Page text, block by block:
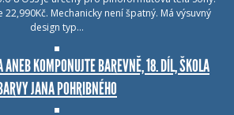
22,990Kč. Mechanicky není špatný. Má výsuvný
design typ…
KOMPONUJTE BAREVNĚ, 18. DÍL, ŠKOLA
JANA POHRIBNÉHO